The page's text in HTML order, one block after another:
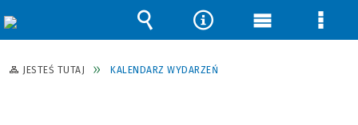
JESTEŚ TUTAJ KALENDARZ WYDARZEŃ
Wyszukiwarka
Narzędzia
Menu Menu